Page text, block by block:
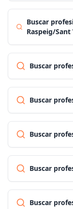
Buscar
Raspeig/Sant
Buscar
Buscar
Buscar
Buscar
Buscar